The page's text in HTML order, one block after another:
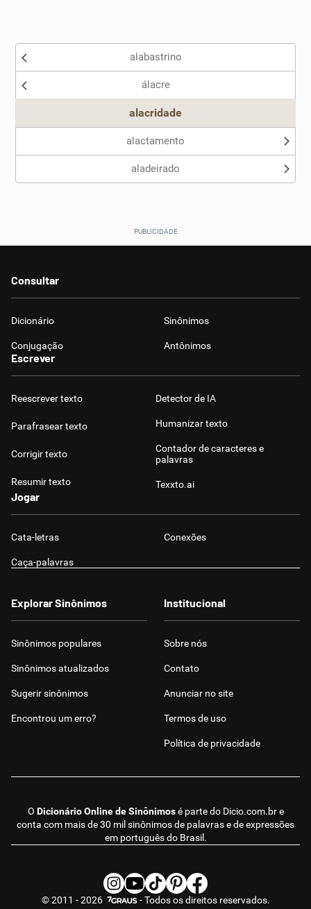
Nenhum dos sinônimos apresentados me ajudou
alabastrino
álacre
alacridade
alactamento
aladeirado
Consultar
Dicionário Sinônimos
Conjugação Antônimos
Escrever
Reescrever texto
Parafrasear texto
Corrigir texto
Resumir texto
Detector de IA
Humanizar texto
Contador de caracteres e
palavras
Texxto.ai
Jogar
Cata-letras Conexões
Caça-palavras
O Dicionário Online de Sinônimosé parte do Dicio.com.bre
conta com mais de 30 mil sinônimos de palavras e de expressões
em português do Brasil.
Explorar Sinônimos
Sinônimos populares
Sinônimos atualizados
Sugerir sinônimos
Encontrou um erro?
Institucional
Sobre nós
Contato
Anunciar no site
Termos de uso
Política de privacidade
© 2011 - 2026 - Todos os direitos reservados.